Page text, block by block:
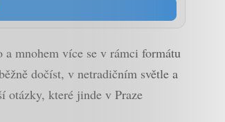
mnohem více se v rámci formátu
dočíst, v netradičním světle a
otázky, které jinde v Praze